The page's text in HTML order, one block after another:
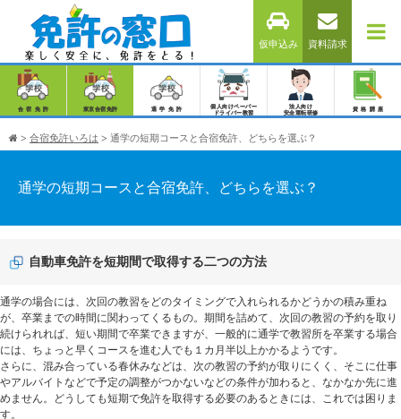
仮申込み 資料請求
合宿免許 東京合宿免許 通学免許
個人向けペーパー
ドライバー教習
法人向け
安全運転研修
資格講座
> 合宿免許いろは > 通学の短期コースと合宿免許、どちらを選ぶ？
通学の短期コースと合宿免許、どちらを選ぶ？
自動車免許を短期間で取得する二つの方法
通学の場合には、次回の教習をどのタイミングで入れられるかどうかの積み重ね
が、卒業までの時間に関わってくるもの。期間を詰めて、次回の教習の予約を取り
続けられれば、短い期間で卒業できますが、一般的に通学で教習所を卒業する場合
には、ちょっと早くコースを進む人でも１カ月半以上かかるようです。
さらに、混み合っている春休みなどは、次の教習の予約が取りにくく、そこに仕事
やアルバイトなどで予定の調整がつかないなどの条件が加わると、なかなか先に進
めません。どうしても短期で免許を取得する必要のあるときには、これでは困りま
す。